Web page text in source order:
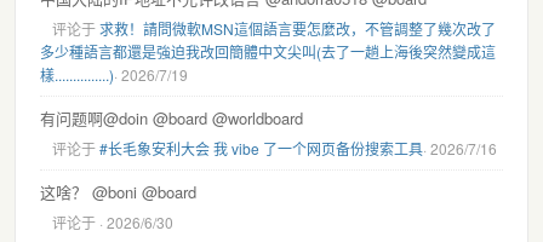
评论于求救！請問微軟MSN這個語言要怎麼改，不管調整了幾次改了
多少種語言都還是強迫我改回簡體中文尖叫(去了一趟上海後突然變成這
樣...............)· 2026/7/19
有问题啊@doin @board @worldboard
评论于#长毛象安利大会 我 vibe 了一个网页备份搜索工具· 2026/7/16
这啥？ @boni @board
评论于 · 2026/6/30